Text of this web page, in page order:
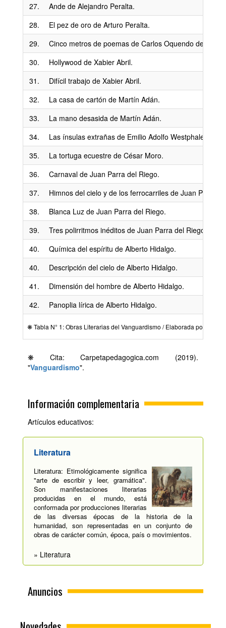
27.
Ande de Alejandro Peralta.
28.
El pez de oro de Arturo Peralta.
29.
Cinco metros de poemas de Carlos Oquendo de Amat.
30.
Hollywood de Xabier Abril.
31.
Difícil trabajo de Xabier Abril.
32.
La casa de cartón de Martín Adán.
33.
La mano desasida de Martín Adán.
34.
Las ínsulas extrañas de Emilio Adolfo Westphalen.
35.
La tortuga ecuestre de César Moro.
36.
Carnaval de Juan Parra del Riego.
37.
Himnos del cielo y de los ferrocarriles de Juan Parra
38.
Blanca Luz de Juan Parra del Riego.
39.
Tres polirritmos inéditos de Juan Parra del Riego.
40.
Química del espíritu de Alberto Hidalgo.
40.
Descripción del cielo de Alberto Hidalgo.
41.
Dimensión del hombre de Alberto Hidalgo.
42.
Panoplia lírica de Alberto Hidalgo.
❋ Tabla N° 1: Obras Literarias del Vanguardismo / Elaborada por
❋ Cita: Carpetapedagogica.com (2019).
"Vanguardismo".
Información complementaria
Artículos educativos:
Literatura
Literatura: Etimológicamente significa
"arte de escribir y leer, gramática".
Son manifestaciones literarias
producidas en el mundo, está
conformada por producciones literarias
de las diversas épocas de la historia de la
humanidad, son representadas en un conjunto de
obras de carácter común, época, país o movimientos.
» Literatura
Anuncios